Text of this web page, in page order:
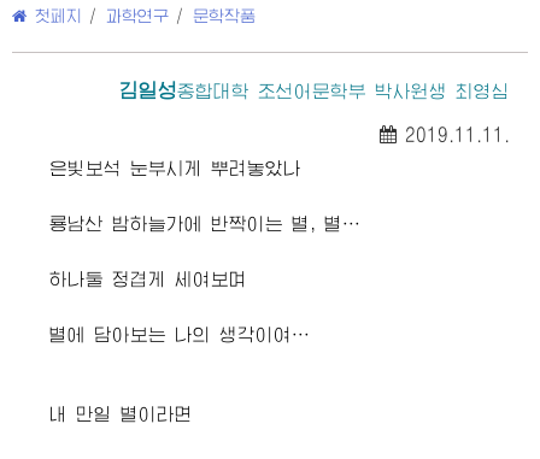
첫페지 / 과학연구 / 문학작품
김일성종합대학 조선어문학부 박사원생 최영심
2019.11.11.
은빛보석 눈부시게 뿌려놓았나
룡남산 밤하늘가에 반짝이는 별, 별…
하나둘 정겹게 세여보며
별에 담아보는 나의 생각이여…
내 만일 별이라면